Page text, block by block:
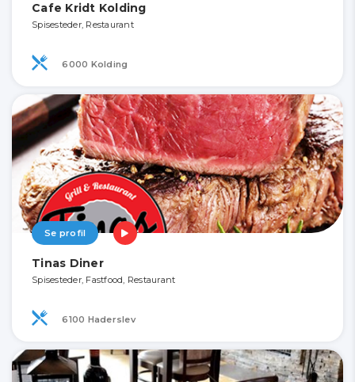
Cafe Kridt Kolding
Spisesteder, Restaurant
6000 Kolding
Se profil
Tinas Diner
Spisesteder, Fastfood, Restaurant
6100 Haderslev